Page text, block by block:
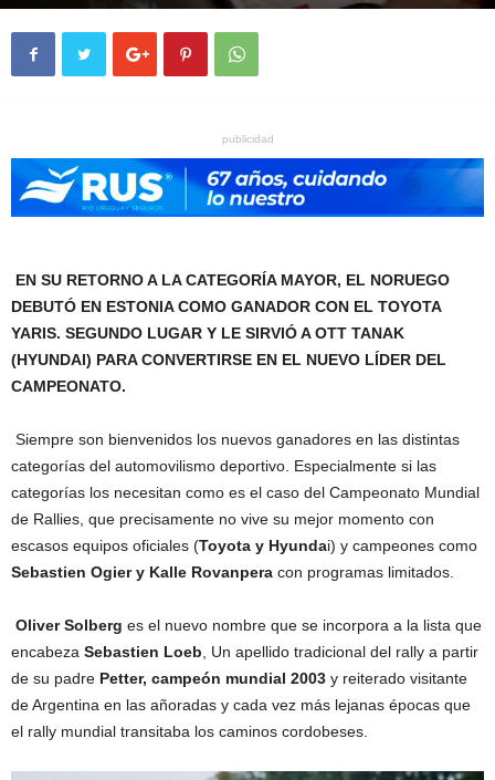
publicidad
EN SU RETORNO A LA CATEGORÍA MAYOR, EL NORUEGO
DEBUTÓ EN ESTONIA COMO GANADOR CON EL TOYOTA
YARIS. SEGUNDO LUGAR Y LE SIRVIÓ A OTT TANAK
(HYUNDAI) PARA CONVERTIRSE EN EL NUEVO LÍDER DEL
CAMPEONATO.
Siempre son bienvenidos los nuevos ganadores en las distintas
categorías del automovilismo deportivo. Especialmente si las
categorías los necesitan como es el caso del Campeonato Mundial
de Rallies, que precisamente no vive su mejor momento con
escasos equipos oficiales (Toyota y Hyundai) y campeones como
Sebastien Ogier y Kalle Rovanpera con programas limitados.
Oliver Solberg es el nuevo nombre que se incorpora a la lista que
encabeza Sebastien Loeb , Un apellido tradicional del rally a partir
de su padre Petter, campeón mundial 2003 y reiterado visitante
de Argentina en las añoradas y cada vez más lejanas épocas que
el rally mundial transitaba los caminos cordobeses.